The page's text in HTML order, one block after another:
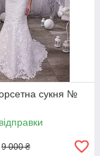
сукня №
9 000 ₴